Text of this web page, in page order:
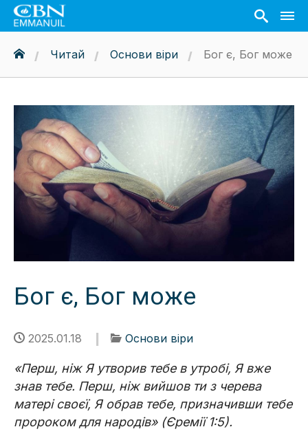
Читай Основи віри Бог є, Бог може
Бог є, Бог може
2025.01.18 Основи віри
«Перш, ніж Я утворив тебе в утробі, Я вже
знав тебе. Перш, ніж вийшов ти з черева
матері своєї, Я обрав тебе, призначивши тебе
пророком для народів» (Єремії 1:5).